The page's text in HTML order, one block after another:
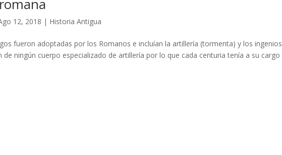
12, 2018 | Historia Antigua
fueron adoptadas por los Romanos e incluían la artillería (tormenta) y los ingenios
de ningún cuerpo especializado de artillería por lo que cada centuria tenía a su cargo